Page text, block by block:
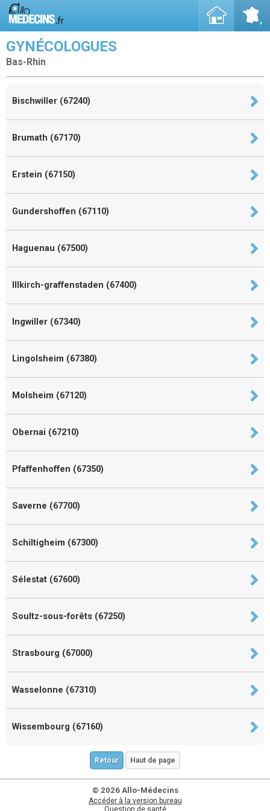
GYNÉCOLOGUES
Bas-Rhin
Bischwiller (67240)
Brumath (67170)
Erstein (67150)
Gundershoffen (67110)
Haguenau (67500)
Illkirch-graffenstaden (67400)
Ingwiller (67340)
Lingolsheim (67380)
Molsheim (67120)
Obernai (67210)
Pfaffenhoffen (67350)
Saverne (67700)
Schiltigheim (67300)
Sélestat (67600)
Soultz-sous-forêts (67250)
Strasbourg (67000)
Wasselonne (67310)
Wissembourg (67160)
Retour Haut de page
© 2026 Allo-Médecins
Accéder à la version bureau
Question de santé